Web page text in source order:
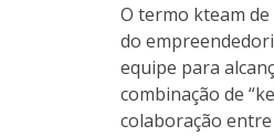
O termo kteam
do
equipe para
combinação de
colaboração